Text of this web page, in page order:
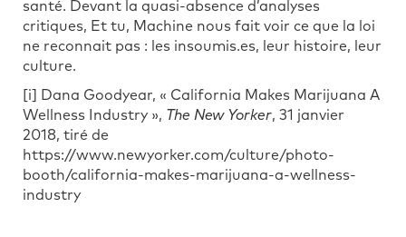
santé. Devant la quasi-absence d’analyses
critiques, Et tu, Machine nous fait voir ce que la loi
ne reconnait pas : les insoumis.es, leur histoire, leur
culture.
[i] Dana Goodyear, « California Makes Marijuana A
Wellness Industry », The New Yorker, 31 janvier
2018, tiré de
https://www.newyorker.com/culture/photo-
booth/california-makes-marijuana-a-wellness-
industry